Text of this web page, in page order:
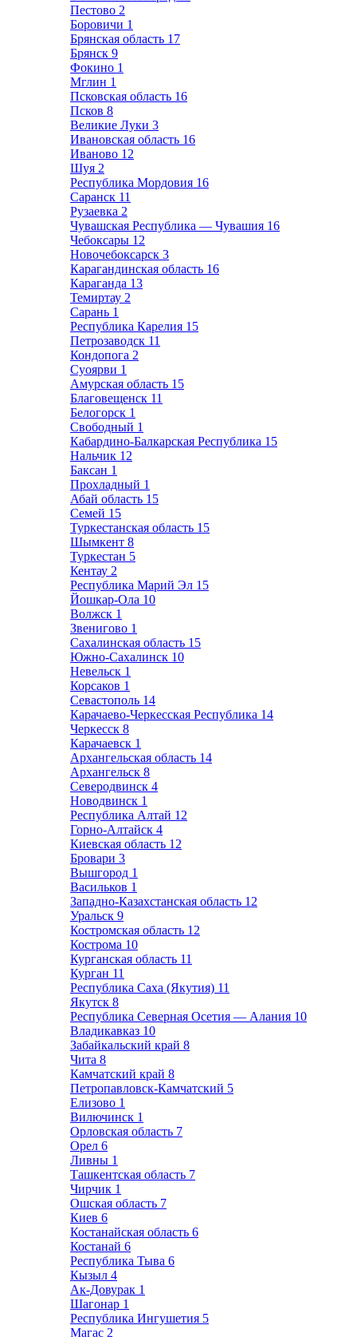
Пестово 2
Боровичи 1
Брянская область 17
Брянск 9
Фокино 1
Мглин 1
Псковская область 16
Псков 8
Великие Луки 3
Ивановская область 16
Иваново 12
Шуя 2
Республика Мордовия 16
Саранск 11
Рузаевка 2
Чувашская Республика — Чувашия 16
Чебоксары 12
Новочебоксарск 3
Карагандинская область 16
Караганда 13
Темиртау 2
Сарань 1
Республика Карелия 15
Петрозаводск 11
Кондопога 2
Суоярви 1
Амурская область 15
Благовещенск 11
Белогорск 1
Свободный 1
Кабардино-Балкарская Республика 15
Нальчик 12
Баксан 1
Прохладный 1
Абай область 15
Семей 15
Туркестанская область 15
Шымкент 8
Туркестан 5
Кентау 2
Республика Марий Эл 15
Йошкар-Ола 10
Волжск 1
Звенигово 1
Сахалинская область 15
Южно-Сахалинск 10
Невельск 1
Корсаков 1
Севастополь 14
Карачаево-Черкесская Республика 14
Черкесск 8
Карачаевск 1
Архангельская область 14
Архангельск 8
Северодвинск 4
Новодвинск 1
Республика Алтай 12
Горно-Алтайск 4
Киевская область 12
Бровари 3
Вышгород 1
Васильков 1
Западно-Казахстанская область 12
Уральск 9
Костромская область 12
Кострома 10
Курганская область 11
Курган 11
Республика Саха (Якутия) 11
Якутск 8
Республика Северная Осетия — Алания 10
Владикавказ 10
Забайкальский край 8
Чита 8
Камчатский край 8
Петропавловск-Камчатский 5
Елизово 1
Вилючинск 1
Орловская область 7
Орел 6
Ливны 1
Ташкентская область 7
Чирчик 1
Ошская область 7
Киев 6
Костанайская область 6
Костанай 6
Республика Тыва 6
Кызыл 4
Ак-Довурак 1
Шагонар 1
Республика Ингушетия 5
Магас 2